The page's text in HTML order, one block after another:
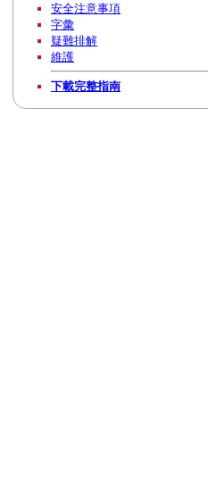
安全注意事項
字彙
疑難排解
維護
下載完整指南